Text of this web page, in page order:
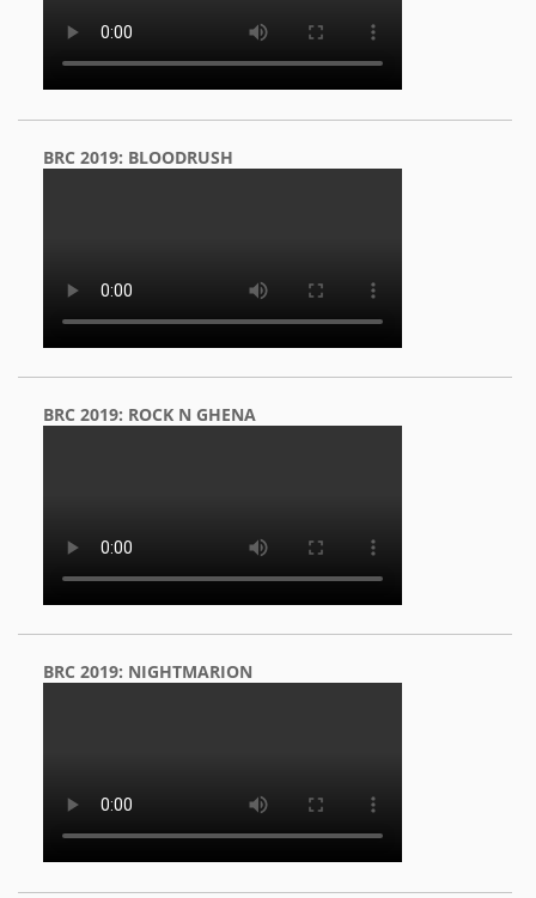
BRC 2019: BLOODRUSH
BRC 2019: ROCK N GHENA
BRC 2019: NIGHTMARION